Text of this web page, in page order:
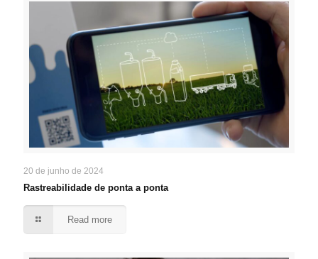
20 de junho de 2024
Rastreabilidade de ponta a ponta
Read more